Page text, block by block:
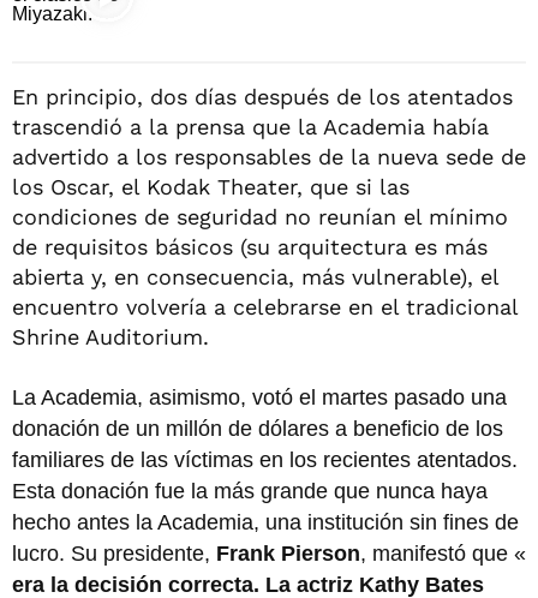
En principio, dos días después de los atentados
trascendió a la prensa que la Academia había
advertido a los responsables de la nueva sede de
los Oscar, el Kodak Theater, que si las
condiciones de seguridad no reunían el mínimo
de requisitos básicos (su arquitectura es más
abierta y, en consecuencia, más vulnerable), el
encuentro volvería a celebrarse en el tradicional
Shrine Auditorium.
La Academia, asimismo, votó el martes pasado una
donación de un millón de dólares a beneficio de los
familiares de las víctimas en los recientes atentados.
Esta donación fue la más grande que nunca haya
hecho antes la Academia, una institución sin fines de
lucro. Su presidente, Frank Pierson, manifestó que «
era la decisión correcta. La actriz Kathy Bates